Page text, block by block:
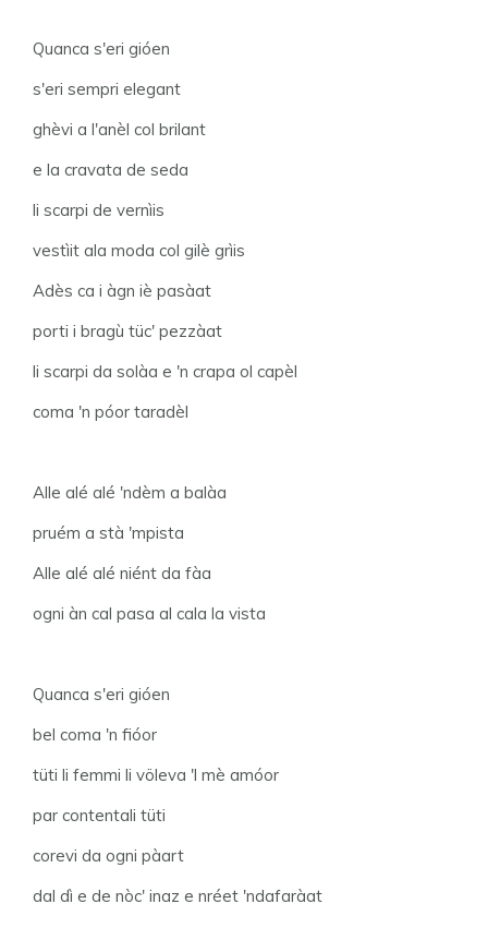
Quanca s'eri gióen
s'eri sempri elegant
ghèvi a l'anèl col brilant
e la cravata de seda
li scarpi de vernìis
vestìit ala moda col gilè grìis
Adès ca i àgn iè pasàat
porti i bragù tüc' pezzàat
li scarpi da solàa e 'n crapa ol capèl
coma 'n póor taradèl
Alle alé alé 'ndèm a balàa
pruém a stà 'mpista
Alle alé alé niént da fàa
ogni àn cal pasa al cala la vista
Quanca s'eri gióen
bel coma 'n fióor
tüti li femmi li völeva 'l mè amóor
par contentali tüti
corevi da ogni pàart
dal dì e de nòc' inaz e nréet 'ndafaràat